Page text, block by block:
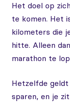
Het doel op
te komen. Het
kilometers die
hitte. Alleen
marathon te
Hetzelfde
sparen, en je